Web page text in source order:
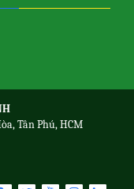
Tân Phú, HCM